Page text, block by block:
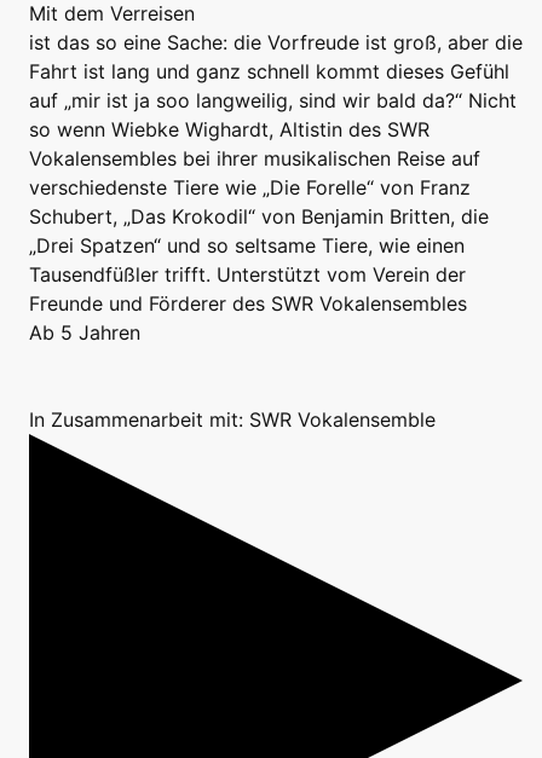
Mit dem Verreisen
ist das so eine Sache: die Vorfreude ist groß, aber die
Fahrt ist lang und ganz schnell kommt dieses Gefühl
auf „mir ist ja soo langweilig, sind wir bald da?“ Nicht
so wenn Wiebke Wighardt, Altistin des SWR
Vokalensembles bei ihrer musikalischen Reise auf
verschiedenste Tiere wie „Die Forelle“ von Franz
Schubert, „Das Krokodil“ von Benjamin Britten, die
„Drei Spatzen“ und so seltsame Tiere, wie einen
Tausendfüßler trifft. Unterstützt vom Verein der
Freunde und Förderer des SWR Vokalensembles
Ab 5 Jahren
In Zusammenarbeit mit: SWR Vokalensemble